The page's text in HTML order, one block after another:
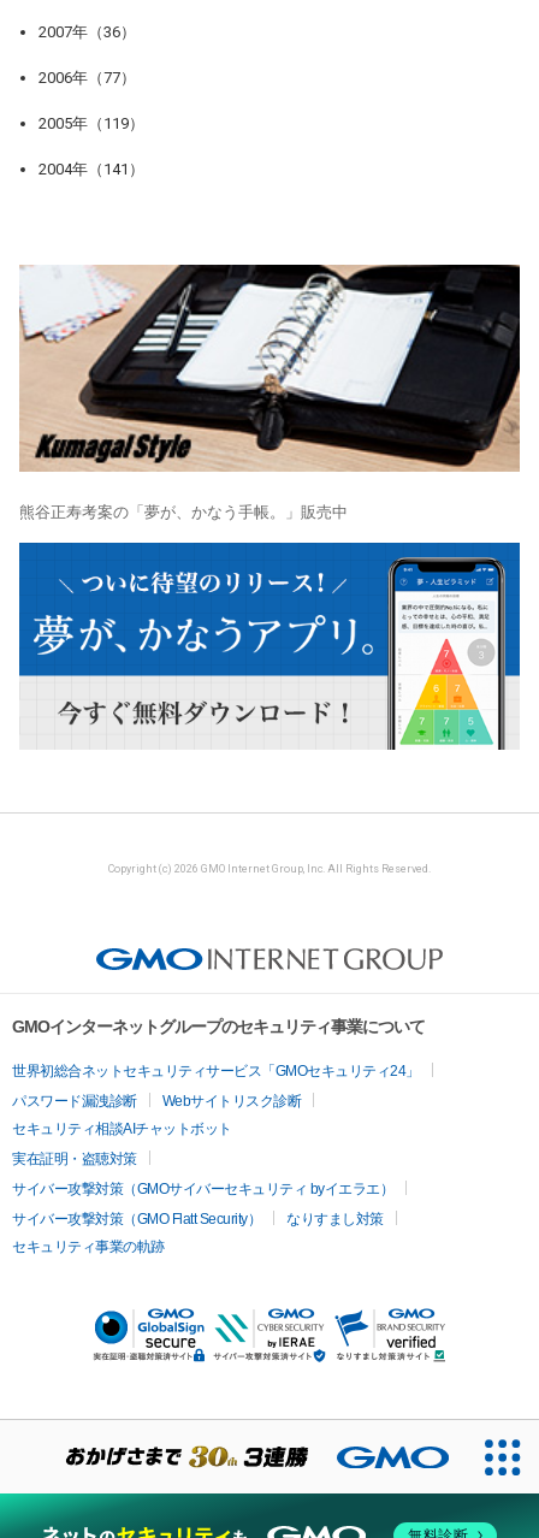
2007年（36）
2006年（77）
2005年（119）
2004年（141）
熊谷正寿考案の「夢が、かなう手帳。」販売中
Copyright (c) 2026 GMO Internet Group, Inc. All Rights Reserved.
GMOインターネットグループのセキュリティ事業について
世界初総合ネットセキュリティサービス「GMOセキュリティ24」
パスワード漏洩診断
Webサイトリスク診断
セキュリティ相談AIチャットボット
実在証明・盗聴対策
サイバー攻撃対策（GMOサイバーセキュリティ byイエラエ）
サイバー攻撃対策（GMO Flatt Security）
なりすまし対策
セキュリティ事業の軌跡